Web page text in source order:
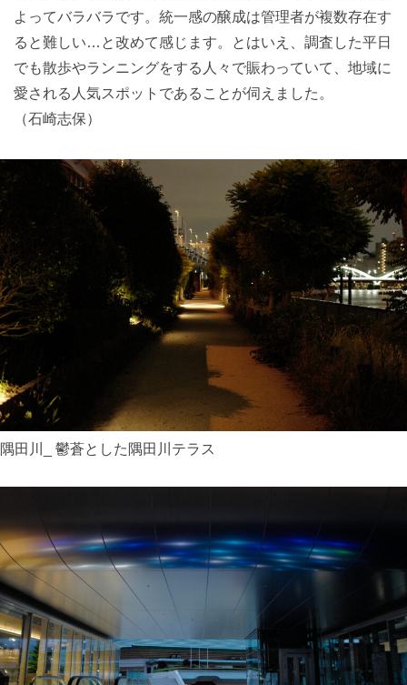
よってバラバラです。統一感の醸成は管理者が複数存在す
ると難しい…と改めて感じます。とはいえ、調査した平日
でも散歩やランニングをする人々で賑わっていて、地域に
愛される人気スポットであることが伺えました。
（石崎志保）
隅田川_ 鬱蒼とした隅田川テラス